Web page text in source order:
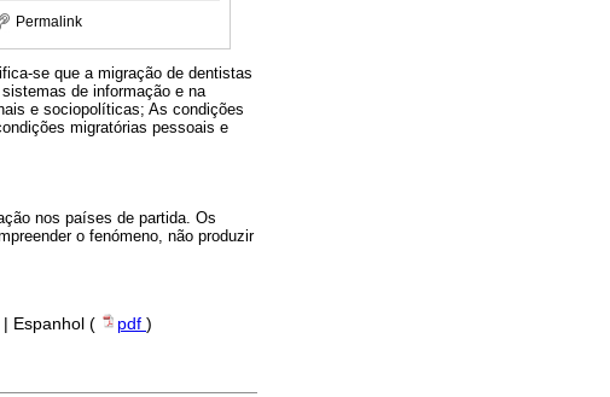
Permalink
se que a migração de dentistas
de informação e na
e sociopolíticas; As condições
migratórias pessoais e
nos países de partida. Os
o fenómeno, não produzir
| Espanhol ( pdf )